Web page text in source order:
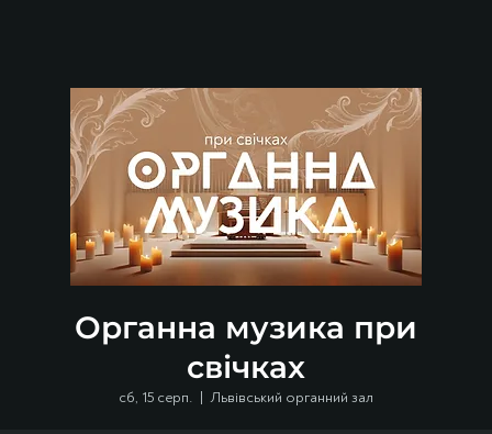
Органна музика при
свічках
сб, 15 серп.
  |
Львівський органний зал